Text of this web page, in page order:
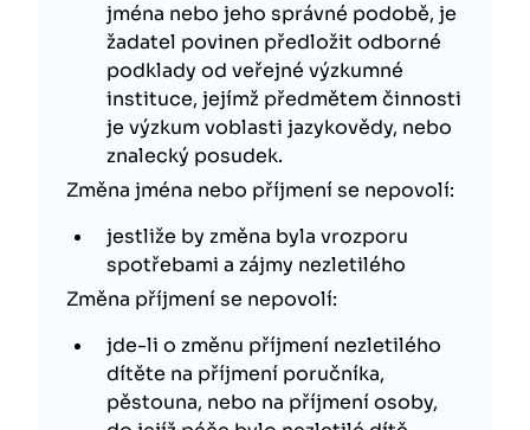
jména nebo jeho správné podobě, je
žadatel povinen předložit odborné
podklady od veřejné výzkumné
instituce, jejímž předmětem činnosti
je výzkum voblasti jazykovědy, nebo
znalecký posudek.
Změna jména nebo příjmení se nepovolí:
jestliže by změna byla vrozporu
spotřebami a zájmy nezletilého
Změna příjmení se nepovolí:
jde-li o změnu příjmení nezletilého
dítěte na příjmení poručníka,
pěstouna, nebo na příjmení osoby,